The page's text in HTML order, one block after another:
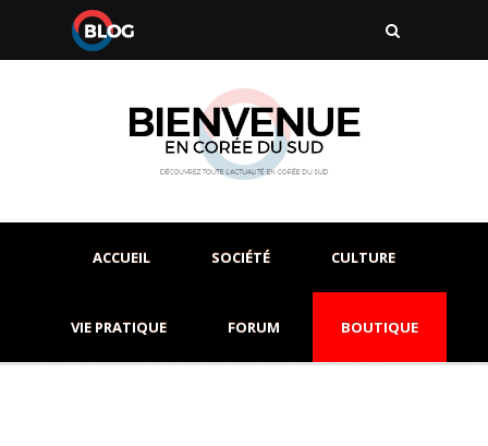
ACCUEIL SOCIÉTÉ CULTURE
VIE PRATIQUE FORUM BOUTIQUE